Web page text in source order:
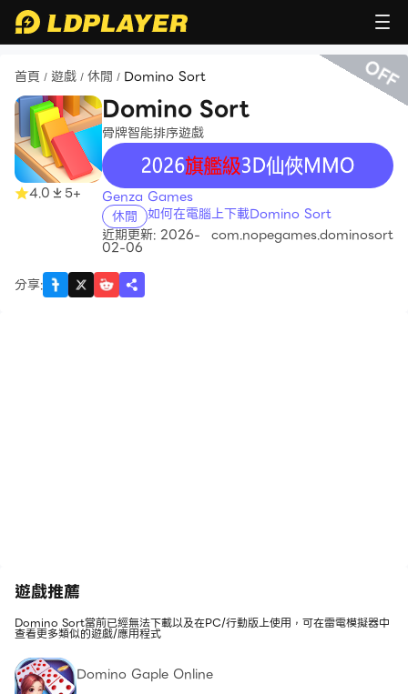
首頁 / 遊戲 / 休閒 / Domino Sort
4.0 5+
Domino Sort
骨牌智能排序遊戲
recommend
Genza Games
休閒 如何在電腦上下載Domino Sort
近期更新: 2026-
02-06
com.nopegames.dominosort
分享:
OFF
遊戲推薦
Domino Sort當前已經無法下載以及在PC/行動版上使用，可在雷電模擬器中
查看更多類似的遊戲/應用程式
Domino Gaple Online